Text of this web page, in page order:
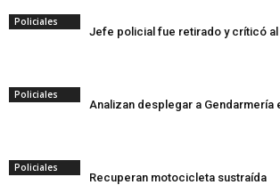
Policiales
Jefe policial fue retirado y críticó
Policiales
Analizan desplegar a Gendarmería
Policiales
Recuperan motocicleta sustraída